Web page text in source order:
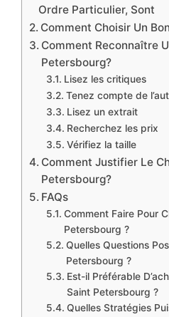
Ordre Particulier, Sont
Comment Choisir Un
Comment Reconnaître
Petersbourg?
Lisez les critiques
Tenez compte de
Lisez un extrait
Recherchez les prix
Vérifiez la taille
Comment Justifier Le
Petersbourg?
FAQs
Comment Faire Pour
Petersbourg ?
Quelles Questions
Petersbourg ?
Est-il Préférable
Saint Petersbourg ?
Quelles Stratégies